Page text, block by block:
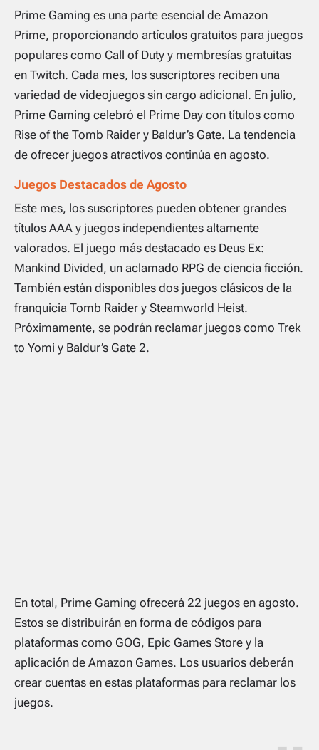
Prime Gaming es una parte esencial de Amazon
Prime, proporcionando artículos gratuitos para juegos
populares como Call of Duty y membresías gratuitas
en Twitch. Cada mes, los suscriptores reciben una
variedad de videojuegos sin cargo adicional. En julio,
Prime Gaming celebró el Prime Day con títulos como
Rise of the Tomb Raider y Baldur’s Gate. La tendencia
de ofrecer juegos atractivos continúa en agosto.
Juegos Destacados de Agosto
Este mes, los suscriptores pueden obtener grandes
títulos AAA y juegos independientes altamente
valorados. El juego más destacado es Deus Ex:
Mankind Divided, un aclamado RPG de ciencia ficción.
También están disponibles dos juegos clásicos de la
franquicia Tomb Raider y Steamworld Heist.
Próximamente, se podrán reclamar juegos como Trek
to Yomi y Baldur’s Gate 2.
En total, Prime Gaming ofrecerá 22 juegos en agosto.
Estos se distribuirán en forma de códigos para
plataformas como GOG, Epic Games Store y la
aplicación de Amazon Games. Los usuarios deberán
crear cuentas en estas plataformas para reclamar los
juegos.